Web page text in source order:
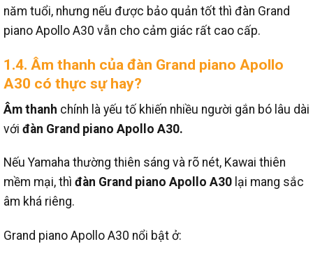
năm tuổi, nhưng nếu được bảo quản tốt thì đàn Grand
piano Apollo A30 vẫn cho cảm giác rất cao cấp.
1.4. Âm thanh của đàn Grand piano Apollo
A30 có thực sự hay?
Âm thanh chính là yếu tố khiến nhiều người gắn bó lâu dài
với đàn Grand piano Apollo A30.
Nếu Yamaha thường thiên sáng và rõ nét, Kawai thiên
mềm mại, thì đàn Grand piano Apollo A30 lại mang sắc
âm khá riêng.
Grand piano Apollo A30 nổi bật ở: